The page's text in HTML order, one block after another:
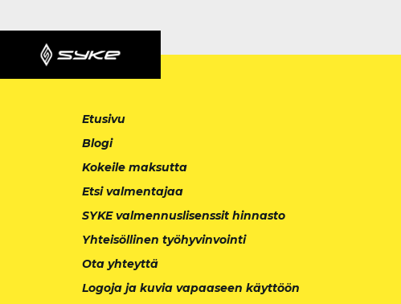
Etusivu
Blogi
Kokeile maksutta
Etsi valmentajaa
SYKE valmennuslisenssit hinnasto
Yhteisöllinen työhyvinvointi
Ota yhteyttä
Logoja ja kuvia vapaaseen käyttöön